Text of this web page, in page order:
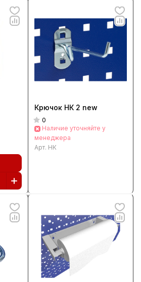
Крючок НК 2 new
0
Наличие уточняйте у
менеджера
Арт. НК